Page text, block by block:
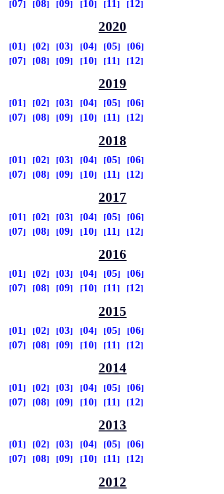
07 08 09 10 11 12
2020
01 02 03 04 05
06
07
08 09 10 11 12
2019
01 02 03 04 05
06
07
08 09 10 11 12
2018
01 02 03 04 05
06
07
08 09 10 11 12
2017
01 02 03 04 05
06
07
08 09 10 11 12
2016
01 02 03 04 05
06
07
08 09 10 11 12
2015
01 02 03 04 05
06
07
08 09 10 11 12
2014
01 02 03 04 05
06
07
08 09 10 11 12
2013
01 02 03 04 05
06
07
08 09 10 11 12
2012